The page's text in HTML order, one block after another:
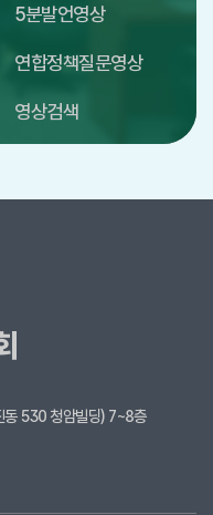
5분발언영상
연합정책질문영상
영상검색
530 청암빌딩) 7~8층